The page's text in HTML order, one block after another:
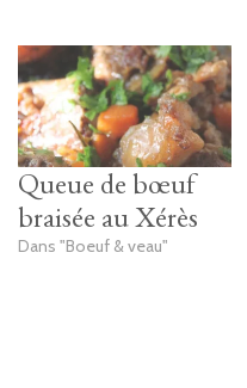
Queue de bœuf
braisée au Xérès
Dans "Boeuf & veau"